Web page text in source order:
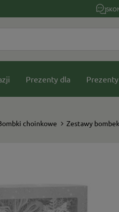
Prezenty dla
choinkowe Zestawy bombek